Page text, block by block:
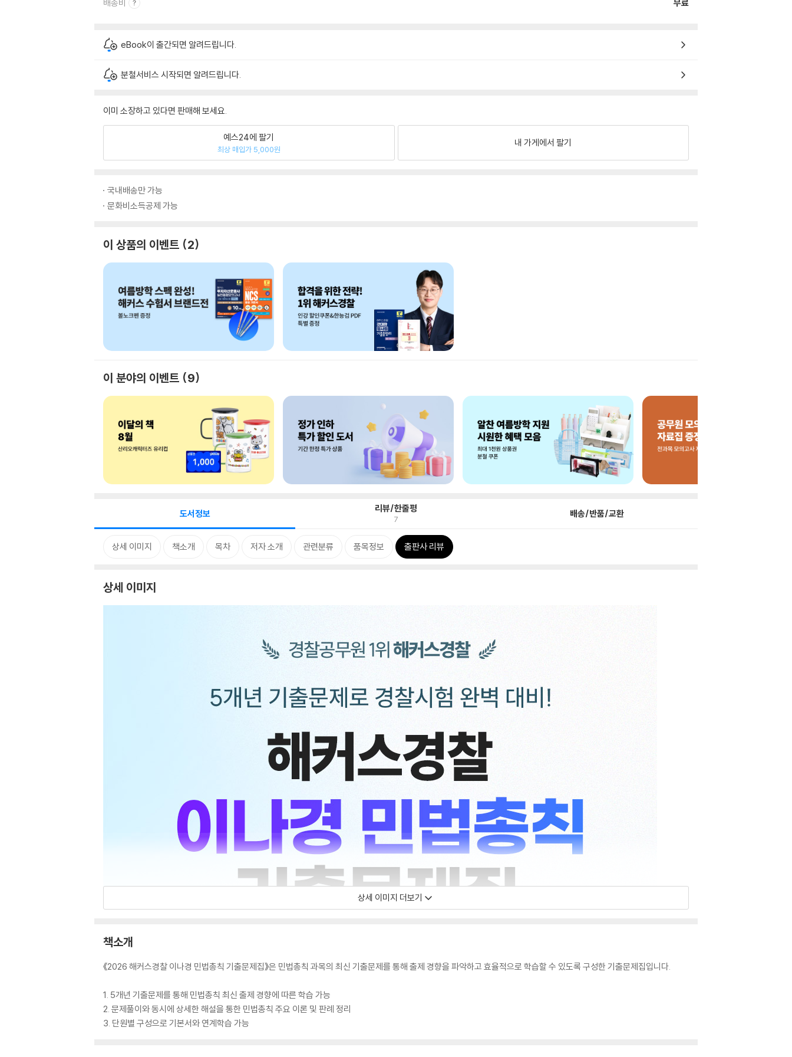
배송비 무료
eBook이 출간되면 알려드립니다.
분철서비스 시작되면 알려드립니다.
이미 소장하고 있다면 판매해 보세요.
예스24에 팔기
최상 매입가 5,000원
내 가게에서 팔기
국내배송만 가능
문화비소득공제 가능
이 상품의 이벤트 2
이 분야의 이벤트 9
도서정보 리뷰/한줄평
7 배송/반품/교환
상세 이미지 책소개 목차 저자 소개 관련분류 품목정보 출판사 리뷰
상세 이미지
상세 이미지 더보기
책소개
《2026 해커스경찰 이나경 민법총칙 기출문제집》은 민법총칙 과목의 최신 기출문제를 통해 출제 경향을 파악하고 효율적으로 학습할 수 있도록 구성한 기출문제집입니다.
1. 5개년 기출문제를 통해 민법총칙 최신 출제 경향에 따른 학습 가능
2. 문제풀이와 동시에 상세한 해설을 통한 민법총칙 주요 이론 및 판례 정리
3. 단원별 구성으로 기본서와 연계학습 가능